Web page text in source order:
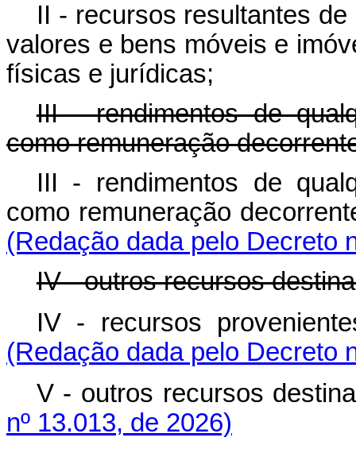
II - recursos resultantes
valores e bens móveis e
físicas e jurídicas;
III - rendimentos de
como remuneração
III - rendimentos de
como remuneração
(Redação dada pelo Decreto
IV - outros recursos
IV - recursos
(Redação dada pelo Decreto
V - outros recursos
nº 13.013, de 2026)